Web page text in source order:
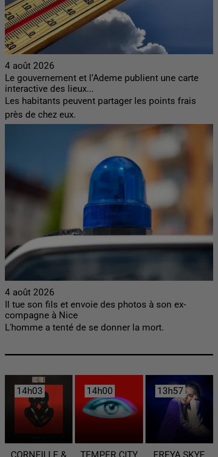
4 août 2026
Le gouvernement et l’Ademe publient une carte
interactive des lieux...
Les habitants peuvent partager les points frais
près de chez eux.
4 août 2026
Il tue son fils et envoie des photos à son ex-
compagne à Nice
L'homme a tenté de se donner la mort.
14h03
14h03
CORNEILLE &
14h00
14h00
TEMPER CITY
13h57
13h57
FREYA SKYE